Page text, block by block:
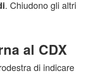
. Chiudono gli altri
al CDX
di indicare